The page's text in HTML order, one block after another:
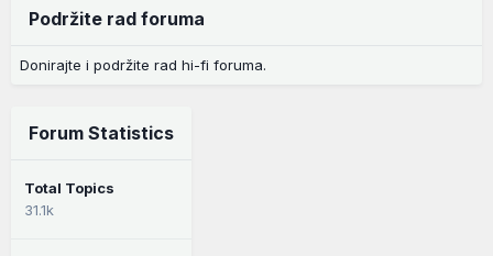
Podržite rad foruma
Donirajte i podržite rad hi-fi foruma.
Forum Statistics
Total Topics
31.1k